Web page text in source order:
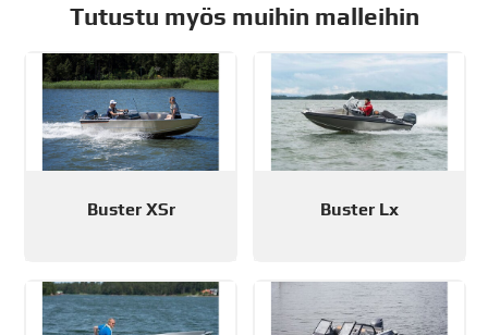
Tutustu myös muihin malleihin
Buster XSr Buster Lx